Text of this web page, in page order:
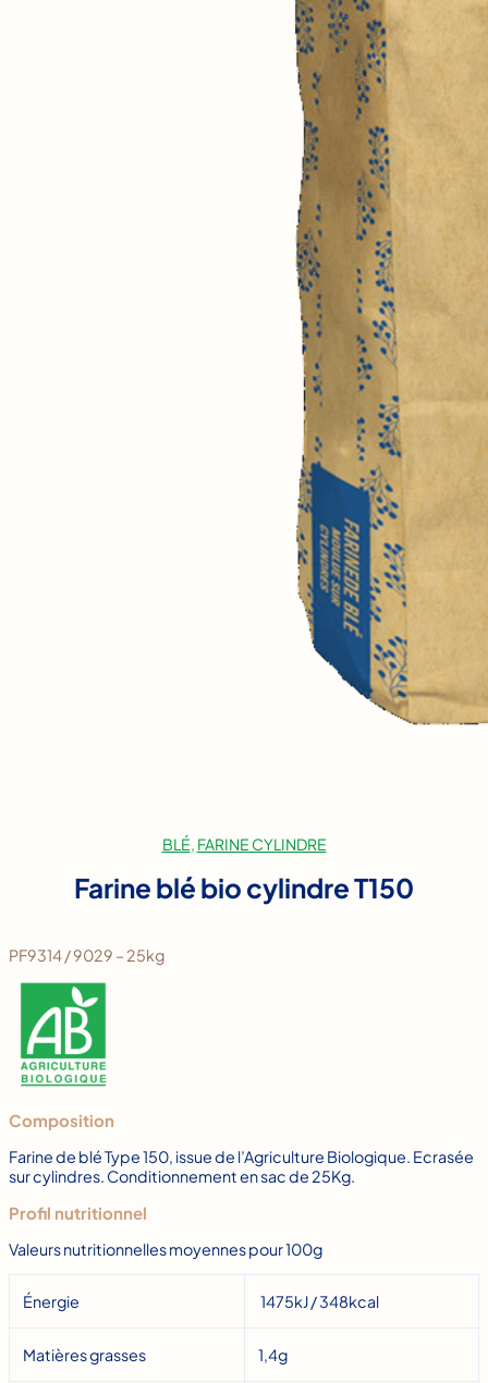
BLÉ FARINE CYLINDRE
Farine blé bio cylindre T150
PF9314 / 9029 – 25kg
Composition
Farine de blé Type 150, issue de l’Agriculture Biologique. Ecrasée
sur cylindres. Conditionnement en sac de 25Kg.
Profil nutritionnel
Valeurs nutritionnelles moyennes pour 100g
Énergie 1475kJ / 348kcal
Matières grasses 1,4g